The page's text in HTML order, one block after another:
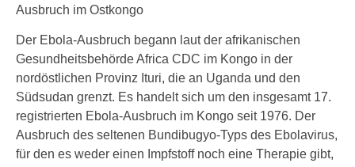
Ausbruch im Ostkongo
Der Ebola-Ausbruch begann laut der afrikanischen
Gesundheitsbehörde Africa CDC im Kongo in der
nordöstlichen Provinz Ituri, die an Uganda und den
Südsudan grenzt. Es handelt sich um den insgesamt 17.
registrierten Ebola-Ausbruch im Kongo seit 1976. Der
Ausbruch des seltenen Bundibugyo-Typs des Ebolavirus,
für den es weder einen Impfstoff noch eine Therapie gibt,